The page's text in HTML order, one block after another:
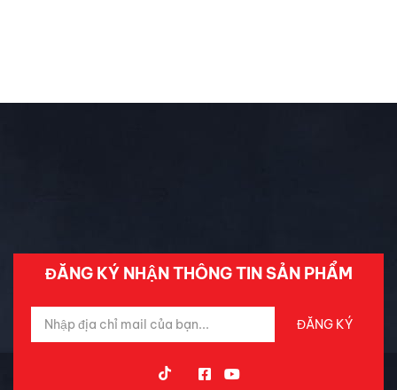
ĐĂNG KÝ NHẬN THÔNG TIN SẢN PHẨM